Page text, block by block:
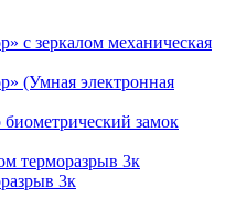
с зеркалом механическая
(Умная электронная
биометрический замок
терморазрыв 3к
3к